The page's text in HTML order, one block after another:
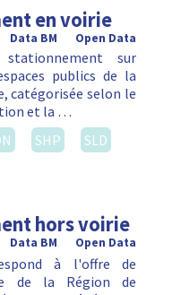
en voirie
Open Data
Data BM
sur
publics de la
catégorisée selon le
et la …
SHP
SLD
hors voirie
Open Data
Data BM
à l'offre de
de la Région de